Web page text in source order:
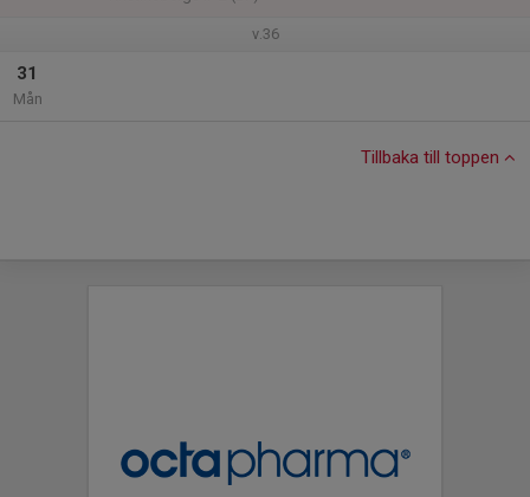
v.36
31
Mån
Tillbaka till toppen